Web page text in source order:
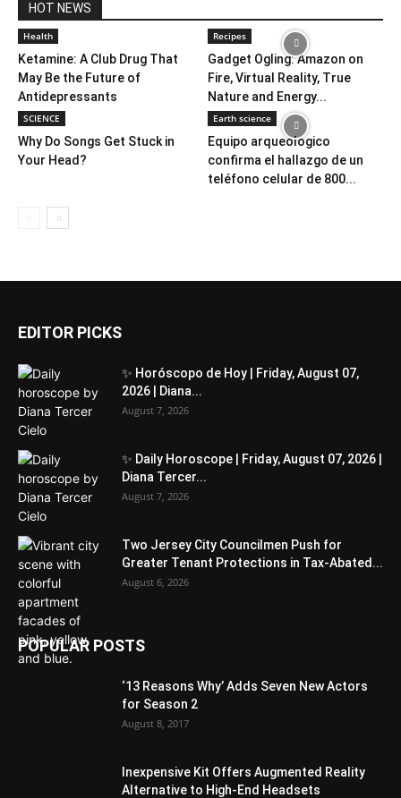
HOT NEWS
Health
Ketamine: A Club Drug That
May Be the Future of
Antidepressants
Recipes
Gadget Ogling: Amazon on
Fire, Virtual Reality, True
Nature and Energy...
SCIENCE
Why Do Songs Get Stuck in
Your Head?
Earth science
Equipo arqueológico
confirma el hallazgo de un
teléfono celular de 800...
EDITOR PICKS
✨ Horóscopo de Hoy | Friday, August 07,
2026 | Diana...
August 7, 2026
✨ Daily Horoscope | Friday, August 07, 2026 |
Diana Tercer...
August 7, 2026
Two Jersey City Councilmen Push for
Greater Tenant Protections in Tax-Abated...
August 6, 2026
POPULAR POSTS
‘13 Reasons Why’ Adds Seven New Actors
for Season 2
August 8, 2017
Inexpensive Kit Offers Augmented Reality
Alternative to High-End Headsets